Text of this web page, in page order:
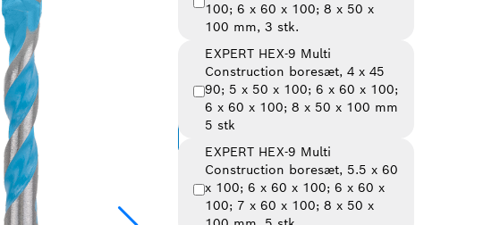
100; 6 x 60 x 100; 8 x 50 x
100 mm, 3 stk.
EXPERT HEX-9 Multi
Construction boresæt, 4 x 45
90; 5 x 50 x 100; 6 x 60 x 100;
6 x 60 x 100; 8 x 50 x 100 mm
5 stk
EXPERT HEX-9 Multi
Construction boresæt, 5.5 x 60
x 100; 6 x 60 x 100; 6 x 60 x
100; 7 x 60 x 100; 8 x 50 x
Valgt variant
Skift variant
Oversigt over varianter (7)